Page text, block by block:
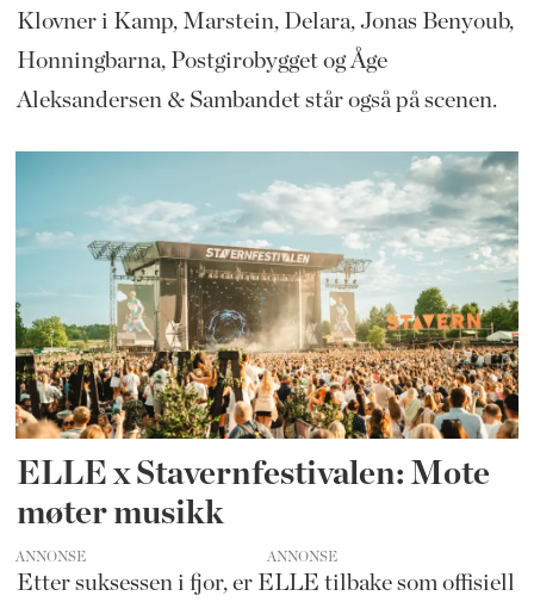
Klovner i Kamp, Marstein, Delara, Jonas Benyoub,
Honningbarna, Postgirobygget og Åge
Aleksandersen & Sambandet står også på scenen.
ELLE x Stavernfestivalen: Mote
møter musikk
ANNONSE
Etter suksessen i fjor, er ELLE tilbake som offisiell